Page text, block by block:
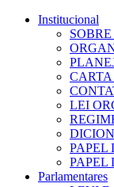
Institucional
CARTA
LEI
PAPEL
PAPEL
Parlamentares